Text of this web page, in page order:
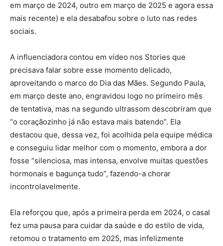
em março de 2024, outro em março de 2025 e agora essa
mais recente) e ela desabafou sobre o luto nas redes
sociais.
A influenciadora contou em vídeo nos Stories que
precisava falar sobre esse momento delicado,
aproveitando o marco do Dia das Mães. Segundo Paula,
em março deste ano, engravidou logo no primeiro mês
de tentativa, mas na segundo ultrassom descobriram que
“o coraçãozinho já não estava mais batendo”. Ela
destacou que, dessa vez, foi acolhida pela equipe médica
e conseguiu lidar melhor com o momento, embora a dor
fosse “silenciosa, mas intensa, envolve muitas questões
hormonais e bagunça tudo”, fazendo-a chorar
incontrolavelmente.
Ela reforçou que, após a primeira perda em 2024, o casal
fez uma pausa para cuidar da saúde e do estilo de vida,
retomou o tratamento em 2025, mas infelizmente